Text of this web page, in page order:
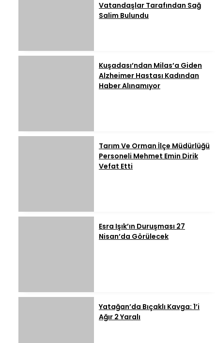
Vatandaşlar Tarafından Sağ
Salim Bulundu
Kuşadası’ndan Milas’a Giden
Alzheimer Hastası Kadından
Haber Alınamıyor
Tarım Ve Orman İlçe Müdürlüğü
Personeli Mehmet Emin Dirik
Vefat Etti
Esra Işık’ın Duruşması 27
Nisan’da Görülecek
Yatağan’da Bıçaklı Kavga: 1’i
Ağır 2 Yaralı